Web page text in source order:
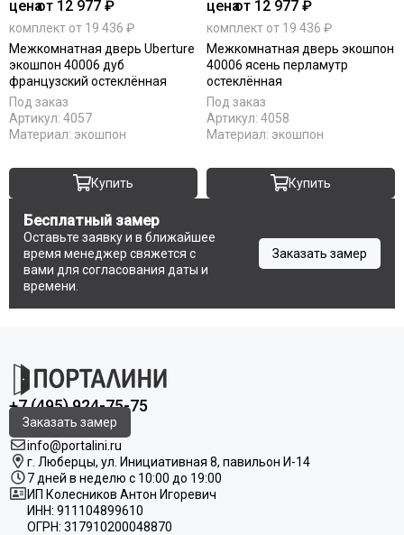
ценаот 12 977 ₽
комплект от 19 436 ₽
Межкомнатная дверь Uberture
экошпон 40006 дуб
французский остеклённая
Под заказ
Артикул: 4057
Материал: экошпон
Купить
ценаот 12 977 ₽
комплект от 19 436 ₽
Межкомнатная дверь экошпон
40006 ясень перламутр
остеклённая
Под заказ
Артикул: 4058
Материал: экошпон
Купить
Бесплатный замер
Оставьте заявку и в ближайшее
время менеджер свяжется с
вами для согласования даты и
времени.
Заказать замер
+7 (495) 924-75-75
Заказать замер
info@portalini.ru
г. Люберцы, ул. Инициативная 8, павильон И-14
7 дней в неделю с 10:00 до 19:00
ИП Колесников Антон Игоревич
ИНН: 911104899610
ОГРН: 317910200048870